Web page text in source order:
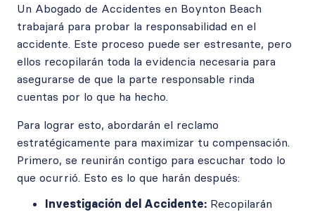
Un Abogado de Accidentes en Boynton Beach
trabajará para probar la responsabilidad en el
accidente. Este proceso puede ser estresante, pero
ellos recopilarán toda la evidencia necesaria para
asegurarse de que la parte responsable rinda
cuentas por lo que ha hecho.
Para lograr esto, abordarán el reclamo
estratégicamente para maximizar tu compensación.
Primero, se reunirán contigo para escuchar todo lo
que ocurrió. Esto es lo que harán después:
Investigación del Accidente: Recopilarán